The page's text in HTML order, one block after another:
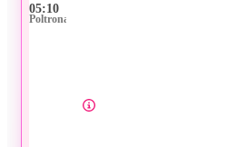
05:10
Poltrona